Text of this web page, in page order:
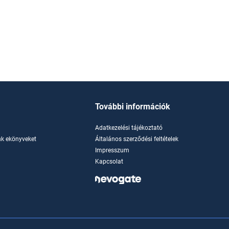
ekönyveket
További információk
Adatkezelési tájékoztató
Általános szerződési feltételek
Impresszum
Kapcsolat